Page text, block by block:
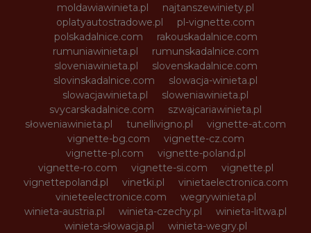
moldawiawinieta.pl
najtanszewiniety.pl
oplatyautostradowe.pl
pl-vignette.com
polskadalnice.com
rakouskadalnice.com
rumuniawinieta.pl
rumunskadalnice.com
sloveniawinieta.pl
slovenskadalnice.com
slovinskadalnice.com
slowacja-winieta.pl
slowacjawinieta.pl
sloweniawinieta.pl
svycarskadalnice.com
szwajcariawinieta.pl
słoweniawinieta.pl
tunellivigno.pl
vignette-at.com
vignette-bg.com
vignette-cz.com
vignette-pl.com
vignette-poland.pl
vignette-ro.com
vignette-si.com
vignette.pl
vignettepoland.pl
vinetki.pl
vinietaelectronica.com
vinieteelectronice.com
wegrywinieta.pl
winieta-austria.pl
winieta-czechy.pl
winieta-litwa.pl
winieta-słowacja.pl
winieta-wegry.pl